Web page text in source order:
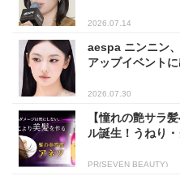
2026.07.14
aespa ニンニン
アップイベント
2026.07.30
【憧れの艶サラ
ル誕生！うねり
PR(SEVEN BEAUTY)